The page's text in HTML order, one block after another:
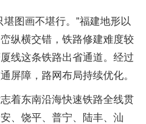
图画不堪行。”福建地形以
纵横交错，铁路修建难度较
线这条铁路出省通道。经过
屏障，路网布局持续优化。
着东南沿海快速铁路全线贯
、饶平、普宁、陆丰、汕